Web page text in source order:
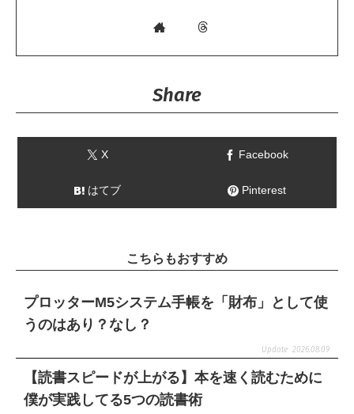
Share
X Facebook
はてブ Pinterest
こちらもおすすめ
プロッターM5システム手帳を「財布」として使
うのはあり？なし？
2026.08.09
【読書スピードが上がる】本を速く読むために
僕が実践してる5つの読書術